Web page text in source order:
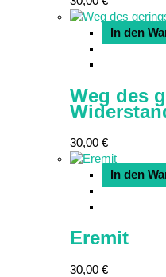
In den
Weg des
30,00 €
In den
Eremit
30,00 €